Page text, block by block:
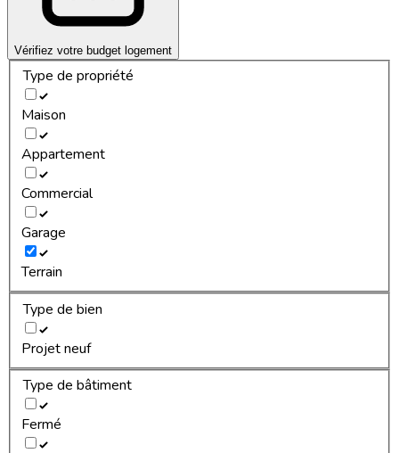
Vérifiez votre budget logement
Type de propriété
Maison
Appartement
Commercial
Garage
Terrain
Type de bien
Projet neuf
Type de bâtiment
Fermé